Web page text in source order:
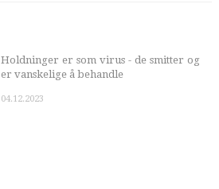
Holdninger er som virus - de smitter og
er vanskelige å behandle
04.12.2023